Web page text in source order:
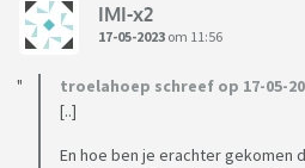
IMI-x2
17-05-2023 om 11:56
troelahoep schreef op 17-05-
[..]
En hoe ben je erachter gekomen